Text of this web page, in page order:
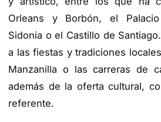
Orleans y Borbón, el
Sidonia o el Castillo de
a las fiestas y tradiciones
Manzanilla o las carreras de
además de la oferta cultural,
referente.